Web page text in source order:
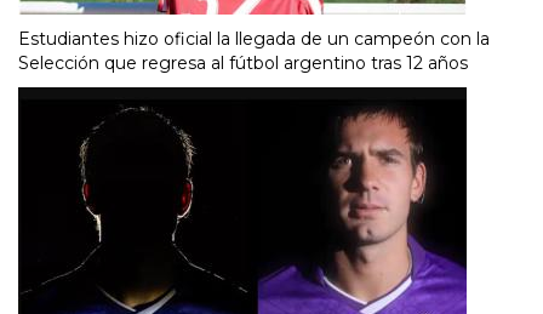
Estudiantes hizo oficial la llegada de un campeón con la
Selección que regresa al fútbol argentino tras 12 años